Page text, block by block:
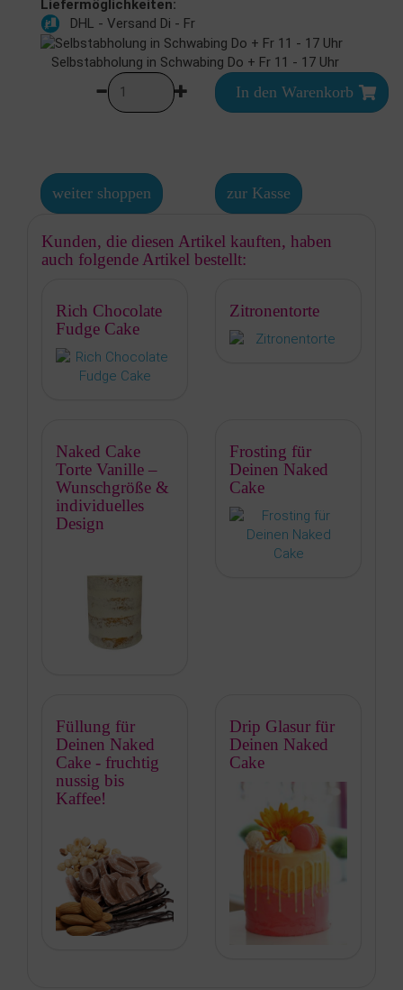
Liefermöglichkeiten:
DHL - Versand Di - Fr
Selbstabholung in Schwabing Do + Fr 11 - 17 Uhr
In den Warenkorb
weiter shoppen zur Kasse
Kunden, die diesen Artikel kauften, haben
auch folgende Artikel bestellt:
Rich Chocolate
Fudge Cake
Zitronentorte
Naked Cake
Torte Vanille –
Wunschgröße &
individuelles
Design
Frosting für
Deinen Naked
Cake
Füllung für
Deinen Naked
Cake - fruchtig
nussig bis
Kaffee!
Drip Glasur für
Deinen Naked
Cake